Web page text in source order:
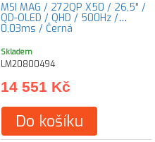
MSI MAG / 272QP X50 / 26,5" /
QD-OLED / QHD / 500Hz /
0,03ms / Černá
Skladem
LM20800494
14 551 Kč
Do košíku